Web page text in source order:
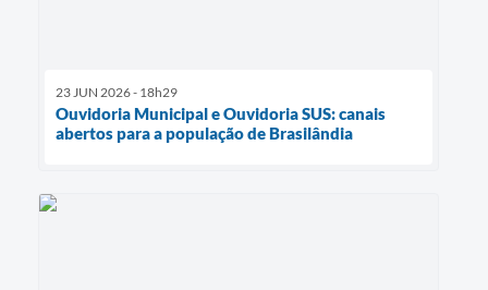
23 JUN 2026 - 18h29
Ouvidoria Municipal e Ouvidoria SUS: canais
abertos para a população de Brasilândia